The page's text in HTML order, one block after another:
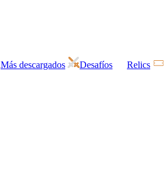
Más descargados Desafíos Relics